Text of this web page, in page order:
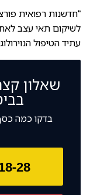
“חדשנות רפואית
לשיקום תאי עצב
עתיד הטיפול
שאלון
בדקו כמה
28